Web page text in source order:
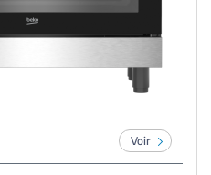
Voir